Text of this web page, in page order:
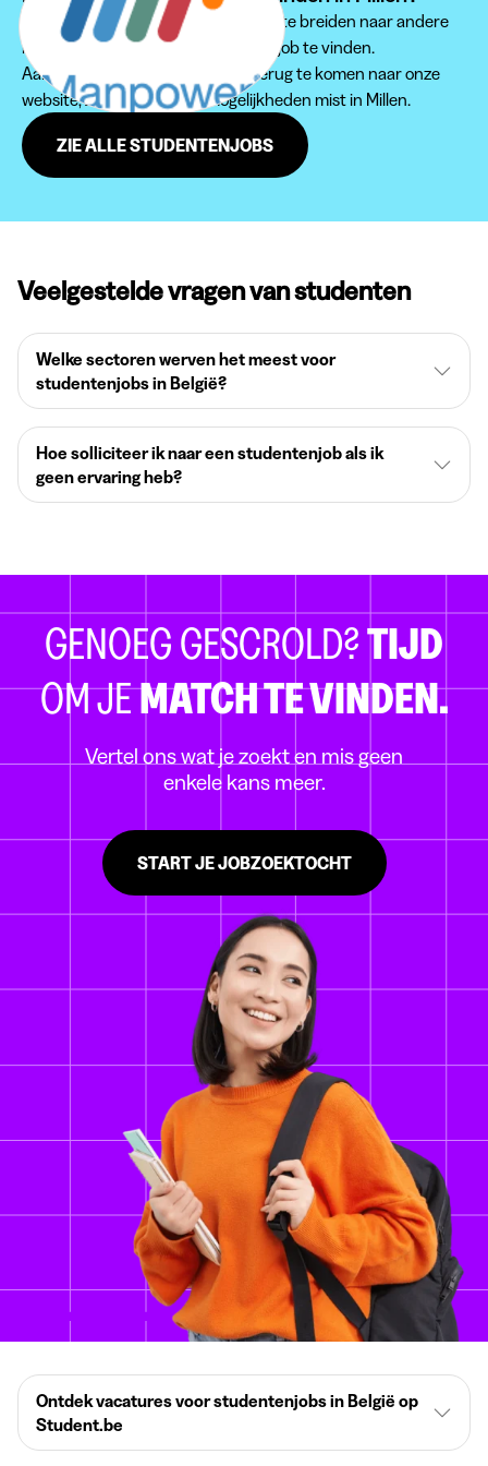
Wij raden je aan om je zoektocht uit te breiden naar andere
regio's om een passende studentenjob te vinden.
Aarzel zeker niet om regelmatig terug te komen naar onze
website, zodat je geen jobmogelijkheden mist in Millen.
ZIE ALLE STUDENTENJOBS
Veelgestelde vragen van studenten
Welke sectoren werven het meest voor
studentenjobs in België?
Hoe solliciteer ik naar een studentenjob als ik
geen ervaring heb?
GENOEG GESCROLD?TIJD
OM JEMATCH TE VINDEN.
Vertel ons wat je zoekt en mis geen
enkele kans meer.
START JE JOBZOEKTOCHT
Ontdek vacatures voor studentenjobs in België op
Student.be